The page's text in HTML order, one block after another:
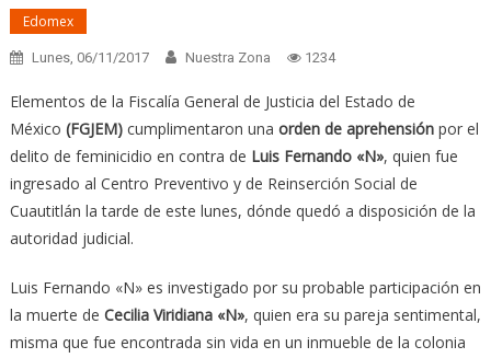
Edomex
Lunes, 06/11/2017 Nuestra Zona 1234
Elementos de la Fiscalía General de Justicia del Estado de
México (FGJEM)cumplimentaron una orden de aprehensiónpor el
delito de feminicidio en contra de Luis Fernando «N», quien fue
ingresado al Centro Preventivo y de Reinserción Social de
Cuautitlán la tarde de este lunes, dónde quedó a disposición de la
autoridad judicial.
Luis Fernando «N» es investigado por su probable participación en
la muerte de Cecilia Viridiana «N», quien era su pareja sentimental,
misma que fue encontrada sin vida en un inmueble de la colonia